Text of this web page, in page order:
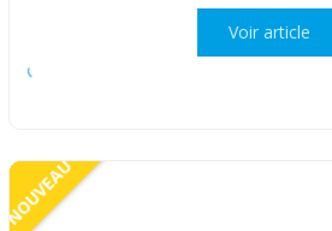
Voir article
NOUVEAU